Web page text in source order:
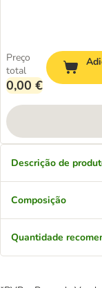
Preço
total
0,00 €
Descrição de
Composição
Quantidade